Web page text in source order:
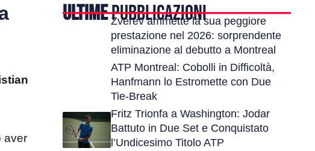
aver
ULTIMEPUBBLICAZIONI
Zverev ammette la sua peggiore
prestazione nel 2026: sorprendente
eliminazione al debutto a Montreal
ATP Montreal: Cobolli in Difficoltà,
Hanfmann lo Estromette con Due
Tie-Break
Fritz Trionfa a Washington: Jodar
Battuto in Due Set e Conquistato
l’Undicesimo Titolo ATP